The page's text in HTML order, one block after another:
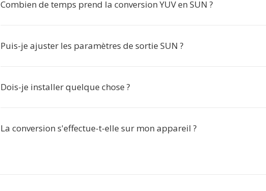
Combien de temps prend la conversion YUV en SUN ?
Puis-je ajuster les paramètres de sortie SUN ?
Dois-je installer quelque chose ?
La conversion s'effectue-t-elle sur mon appareil ?